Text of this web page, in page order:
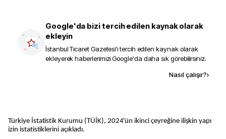
Google'da bizi tercih edilen kaynak olarak
ekleyin
İstanbul Ticaret Gazetesi'i tercih edilen kaynak olarak
ekleyerek haberlerimizi Google'da daha sık görebilirsiniz.
Nasıl çalışır?›
Türkiye İstatistik Kurumu (TÜİK), 2024'ün ikinci çeyreğine ilişkin yapı
izin istatistiklerini açıkladı.